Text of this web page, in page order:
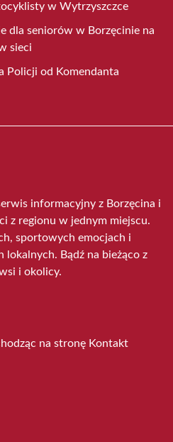
w Wytrzyszczce
dla seniorów w Borzęcinie na
sieci
Policji od Komendanta
informacyjny z Borzęcina i
z regionu w jednym miejscu.
sportowych emocjach i
lokalnych. Bądź na bieżąco z
i okolicy.
na stronę Kontakt